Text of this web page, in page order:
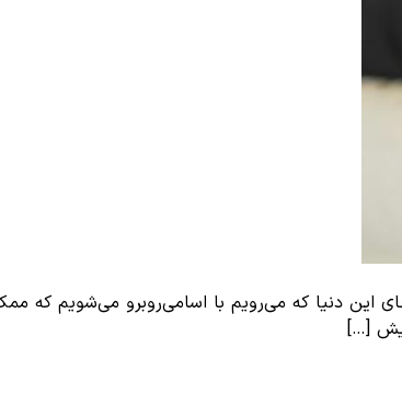
این دنیا که می‌رویم با اسامی‌روبرو می‌شویم که
[…]